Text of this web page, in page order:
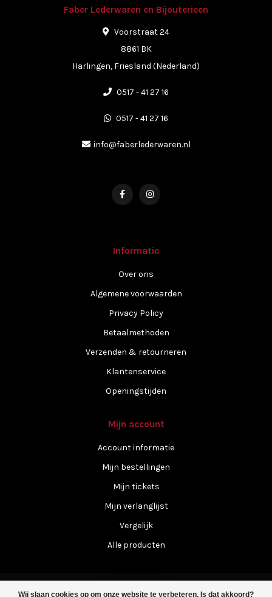
Wij slaan cookies op om onze website te verbeteren. Is dat akkoord?
Faber Lederwaren en Bijouterieen
Voorstraat 24
8861 BK
Harlingen, Friesland (Nederland)
0517 - 41 27 16
0517 - 41 27 16
info@faberlederwaren.nl
Informatie
Over ons
Algemene voorwaarden
Privacy Policy
Betaalmethoden
Verzenden & retourneren
Klantenservice
Openingstijden
Mijn account
Account informatie
Mijn bestellingen
Mijn tickets
Mijn verlanglijst
Vergelijk
Alle producten